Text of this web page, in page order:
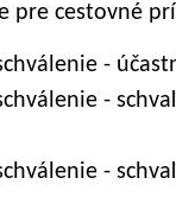
pre cestovné
-
-
-